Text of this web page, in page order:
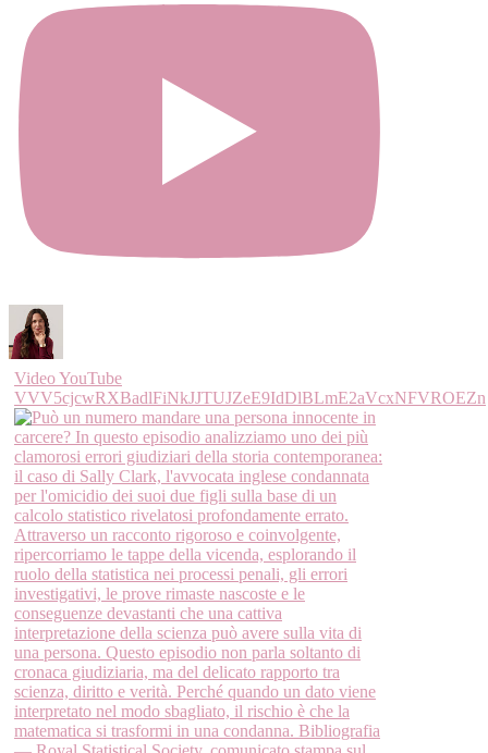
Video YouTube
VVV5cjcwRXBadlFiNkJJTUJZeE9IdDlBLmE2aVcxNFVROEZn